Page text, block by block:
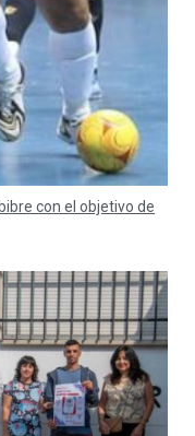
con el objetivo de